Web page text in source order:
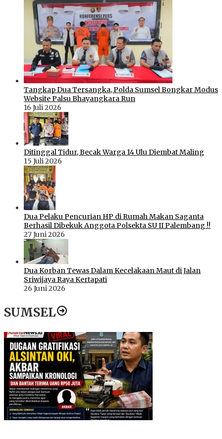
Tangkap Dua Tersangka, Polda Sumsel Bongkar Modus
Website Palsu Bhayangkara Run
16 Juli 2026
Ditinggal Tidur, Becak Warga 14 Ulu Diembat Maling
15 Juli 2026
Dua Pelaku Pencurian HP di Rumah Makan Saganta
Berhasil Dibekuk Anggota Polsekta SU II Palembang !!
27 Juni 2026
Dua Korban Tewas Dalam Kecelakaan Maut di Jalan
Sriwijaya Raya Kertapati
26 Juni 2026
SUMSEL